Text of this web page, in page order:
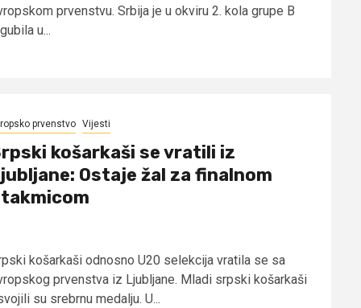
prvenstvu. Srbija je u okviru 2. kola grupe B
u...
prvenstvo Vijesti
košarkaši se vratili iz
Ostaje žal za finalnom
košarkaši odnosno U20 selekcija vratila se sa
prvenstva iz Ljubljane. Mladi srpski košarkaši
su srebrnu medalju. U...